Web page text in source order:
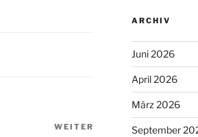
Nächster
WEITER
ARCHIV
Juni 2026
April 2026
März 2026
September